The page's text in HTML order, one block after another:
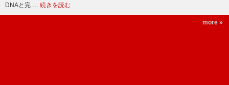
DNAと完 … 続きを読む
more »